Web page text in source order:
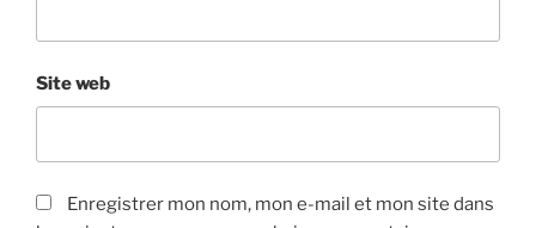
Site web
Enregistrer mon nom, mon e-mail et mon site dans